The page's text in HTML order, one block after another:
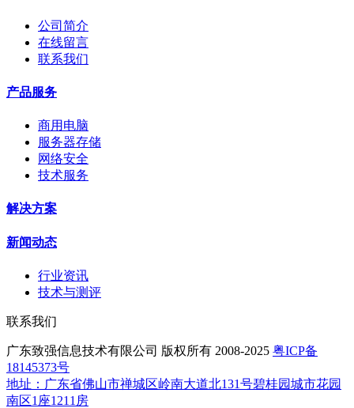
公司简介
在线留言
联系我们
产品服务
商用电脑
服务器存储
网络安全
技术服务
解决方案
新闻动态
行业资讯
技术与测评
联系我们
广东致强信息技术有限公司 版权所有 2008-2025 粤ICP备
18145373号
地址：广东省佛山市禅城区岭南大道北131号碧桂园城市花园
南区1座1211房